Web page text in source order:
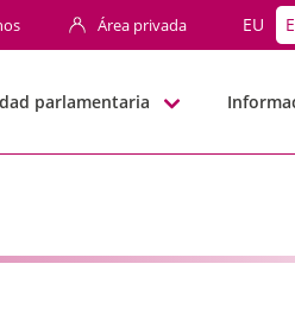
Área privada EU
parlamentaria